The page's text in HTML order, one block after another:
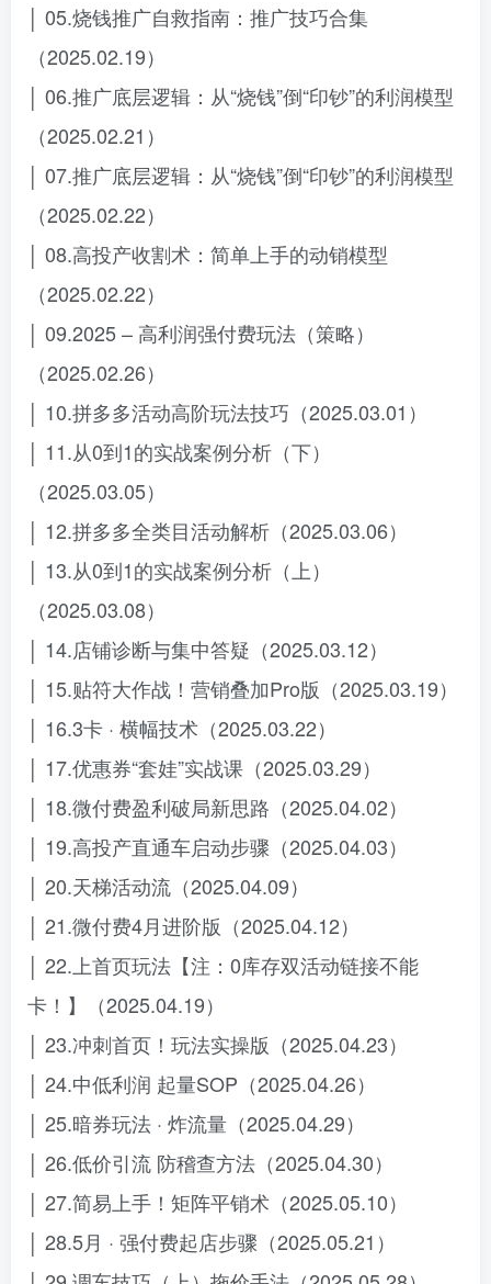
│ 05.烧钱推广自救指南：推广技巧合集
（2025.02.19）
│ 06.推广底层逻辑：从“烧钱”倒“印钞”的利润模型
（2025.02.21）
│ 07.推广底层逻辑：从“烧钱”倒“印钞”的利润模型
（2025.02.22）
│ 08.高投产收割术：简单上手的动销模型
（2025.02.22）
│ 09.2025 – 高利润强付费玩法（策略）
（2025.02.26）
│ 10.拼多多活动高阶玩法技巧（2025.03.01）
│ 11.从0到1的实战案例分析（下）
（2025.03.05）
│ 12.拼多多全类目活动解析（2025.03.06）
│ 13.从0到1的实战案例分析（上）
（2025.03.08）
│ 14.店铺诊断与集中答疑（2025.03.12）
│ 15.贴符大作战！营销叠加Pro版（2025.03.19）
│ 16.3卡 · 横幅技术（2025.03.22）
│ 17.优惠券“套娃”实战课（2025.03.29）
│ 18.微付费盈利破局新思路（2025.04.02）
│ 19.高投产直通车启动步骤（2025.04.03）
│ 20.天梯活动流（2025.04.09）
│ 21.微付费4月进阶版（2025.04.12）
│ 22.上首页玩法【注：0库存双活动链接不能
卡！】（2025.04.19）
│ 23.冲刺首页！玩法实操版（2025.04.23）
│ 24.中低利润 起量SOP（2025.04.26）
│ 25.暗券玩法 · 炸流量（2025.04.29）
│ 26.低价引流 防稽查方法（2025.04.30）
│ 27.简易上手！矩阵平销术（2025.05.10）
│ 28.5月 · 强付费起店步骤（2025.05.21）